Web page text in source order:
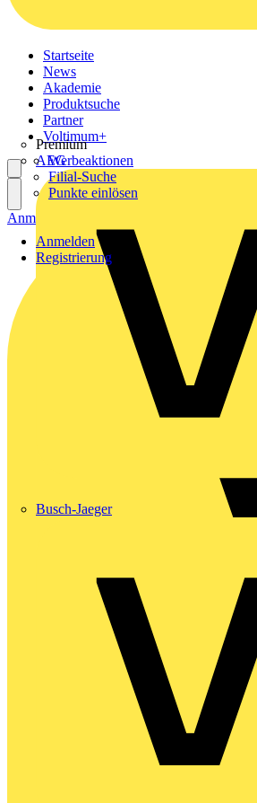
Startseite
News
Akademie
Produktsuche
Partner
Premium
AEG
Busch-Jaeger
Voltimum+
Werbeaktionen
Filial-Suche
Punkte einlösen
Anmelden
Registrierung
Anmelden